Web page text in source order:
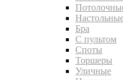
Бра
С пультом
Споты
Торшеры
Уличные